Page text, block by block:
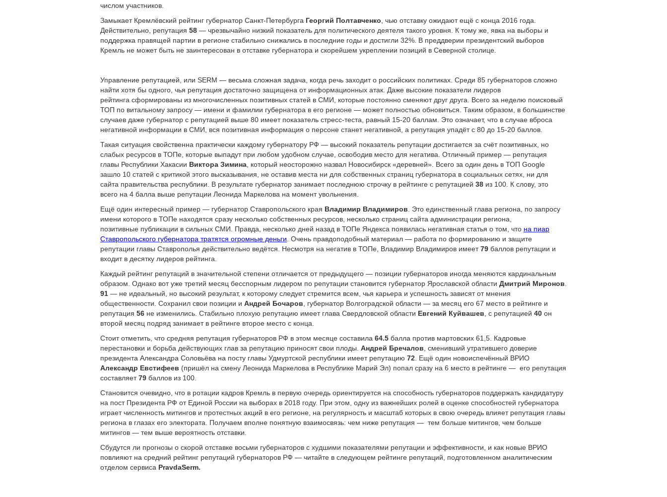
числом участников.
Замыкает Кремлёвский рейтинг губернатор Санкт-Петербурга Георгий Полтавченко , чью отставку ожидают ещё с конца 2016 года.
Действительно, репутация 58 — чрезвычайно низкий показатель для политического деятеля такого уровня. К тому же, явка на выборы и
поддержка правящей партии в регионе стабильно снижались в последние годы и достигли 32%. В преддверии президентский выборов
Кремль не может быть не заинтересован в отставке губернатора и скорейшем укреплении позиций в Северной столице.
Управление репутацией, или SERM — весьма сложная задача, когда речь заходит о российских политиках. Среди 85 губернаторов сложно
найти хотя бы одного, чья репутация достаточно защищена от информационных атак. Даже высокие показатели лидеров
рейтинга сформированы из многочисленных позитивных статей в СМИ, которые постоянно сменяют друг друга. Всего за неделю поисковый
ТОП по витальному запросу — имени и фамилии губернатора в его регионе — может полностью обновиться. Таким образом, в большинстве
случаев даже губернатор с репутацией выше 80 имеет показатель стресс-теста, равный 15-20 баллам. Это означает, что в случае вброса
негативной информации в СМИ, вся позитивная информация о персоне станет негативной, а репутация упадёт с 80 до 15-20 баллов.
Такая ситуация свойственна практически каждому губернатору РФ — высокий показатель репутации достигается за счёт позитивных, но
слабых ресурсов в ТОПе, которые выпадут при любом удобном случае, освободив место для негатива. Отличный пример — репутация
главы Республики Хакасии Виктора Зимина , который неосторожно назвал Новосибирск «деревней». Всего за один день в ТОП Google
зашло 10 статей с критикой этого высказывания, не оставив места ни для собственных страниц губернатора в социальных сетях, ни для
сайта правительства республики. В результате губернатор занимает последнюю строчку в рейтинге с репутацией 38 из 100. К слову, это
всего на 4 балла выше репутации Леонида Маркелова на момент увольнения.
Ещё один интересный пример — губернатор Ставропольского края Владимир Владимиров . Это единственный глава региона, по запросу
имени которого в ТОПе находятся сразу несколько собственных ресурсов, несколько страниц сайта администрации региона,
позитивные публикации в сильных СМИ. Правда, несколько дней назад в ТОПе Яндекса появилась негативная статья о том, что на пиар
Ставропольского губернатора тратятся огромные деньги . Очень правдоподобный материал — работа по формированию и защите
репутации главы Ставрополья действительно ведётся. Несмотря на негатив в ТОПе, Владимир Владимиров имеет79 баллов репутации и
входит в десятку лидеров рейтинга.
Каждый рейтинг репутаций в значительной степени отличается от предыдущего — позиции губернаторов иногда меняются кардинальным
образом. Однако вот уже третий месяц бесспорным лидером по репутации становится губернатор Ярославской области Дмитрий Миронов
91 — не идеальный, но высокий результат, к которому следует стремится всем, чья карьера и успешность зависят от мнения
общественности. Сохранил свои позиции и Андрей Бочаров , губернатор Волгоградской области — за месяц его 67 место в рейтинге и
репутация 56 не изменились. Стабильно плохую репутацию имеет глава Свердловской области Евгений Куйвашев , с репутацией 40 он
второй месяц подряд занимает в рейтинге второе место с конца.
Стоит отметить, что средняя репутация губернаторов РФ в этом месяце составила 64.5 балла против мартовских 61,5. Кадровые
перестановки и борьба действующих глав за репутацию приносят свои плоды. Андрей Бречалов , сменивший утратившего доверие
президента Александра Соловьёва на посту главы Удмуртской республики имеет репутацию 72 . Ещё один новоиспечённый ВРИО
Александр Евстифеев (пришёл на смену Леонида Маркелова в Республике Марий Эл) попал сразу на 6 место в рейтинге — его репутация
составляет79 баллов из 100.
Становится очевидно, что в ротации кадров Кремль в первую очередь ориентируется на способность губернаторов поддержать кандидатуру
на пост Президента РФ от Единой России на выборах в 2018 году. При этом, одну из важнейших ролей в оценке способностей губернатора
играет численность митингов и протестных акций в его регионе, на регулярность и масштаб которых в свою очередь влияет репутация главы
региона в глазах его электората. Получаем вполне понятную взаимосвязь: чем ниже репутация — тем больше митингов, чем больше
митингов — тем выше вероятность отставки.
Сбудутся ли прогнозы о скорой отставке восьми губернаторов с худшими показателями репутации и эффективности, и как новые ВРИО
повлияют на средний рейтинг репутаций губернаторов РФ — читайте в следующем рейтинге репутаций, подготовленном аналитическим
отделом сервиса PravdaSerm.